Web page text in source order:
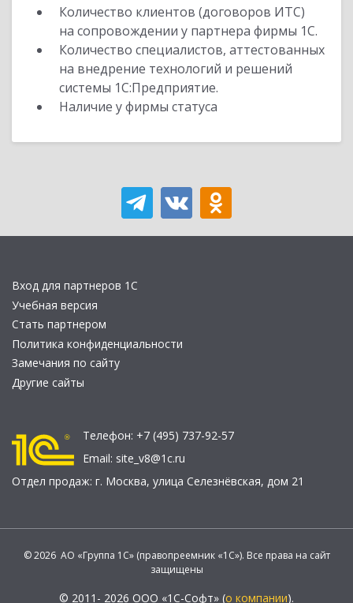
Количество клиентов (договоров ИТС)
на сопровождении у партнера фирмы 1С.
Количество специалистов, аттестованных
на внедрение технологий и решений
системы 1С:Предприятие.
Наличие у фирмы статуса
Вход для партнеров 1С
Учебная версия
Стать партнером
Политика конфиденциальности
Замечания по сайту
Другие сайты
Телефон: +7 (495) 737-92-57
Email: site_v8@1c.ru
Отдел продаж: г. Москва, улица Селезнёвская, дом 21
© 2026 АО «Группа 1С» (правопреемник «1С»). Все права на сайт
защищены
© 2011- 2026 ООО «1С-Софт» (о компании).